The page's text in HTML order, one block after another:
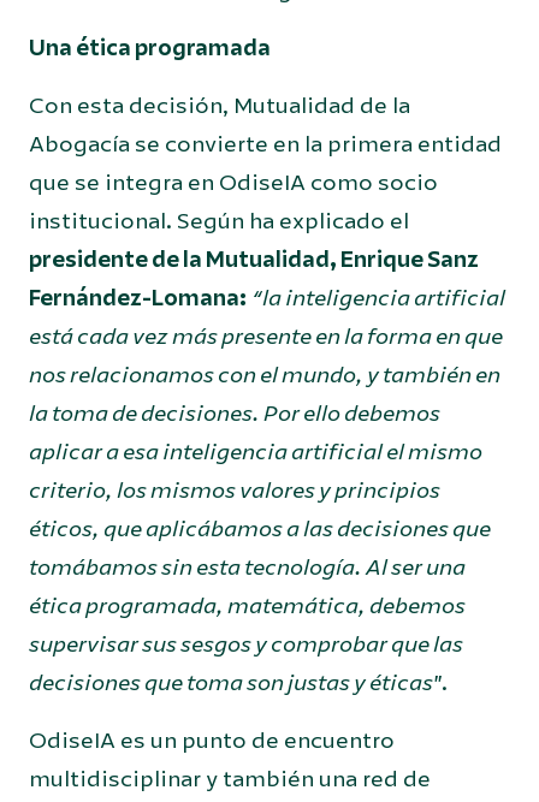
Una ética programada
Con esta decisión, Mutualidad de la
Abogacía se convierte en la primera entidad
que se integra en OdiseIA como socio
institucional. Según ha explicado el
presidente de la Mutualidad, Enrique Sanz
Fernández-Lomana: “la inteligencia artificial
está cada vez más presente en la forma en que
nos relacionamos con el mundo, y también en
la toma de decisiones. Por ello debemos
aplicar a esa inteligencia artificial el mismo
criterio, los mismos valores y principios
éticos, que aplicábamos a las decisiones que
tomábamos sin esta tecnología. Al ser una
ética programada, matemática, debemos
supervisar sus sesgos y comprobar que las
decisiones que toma son justas y éticas”.
OdiseIA es un punto de encuentro
multidisciplinar y también una red de